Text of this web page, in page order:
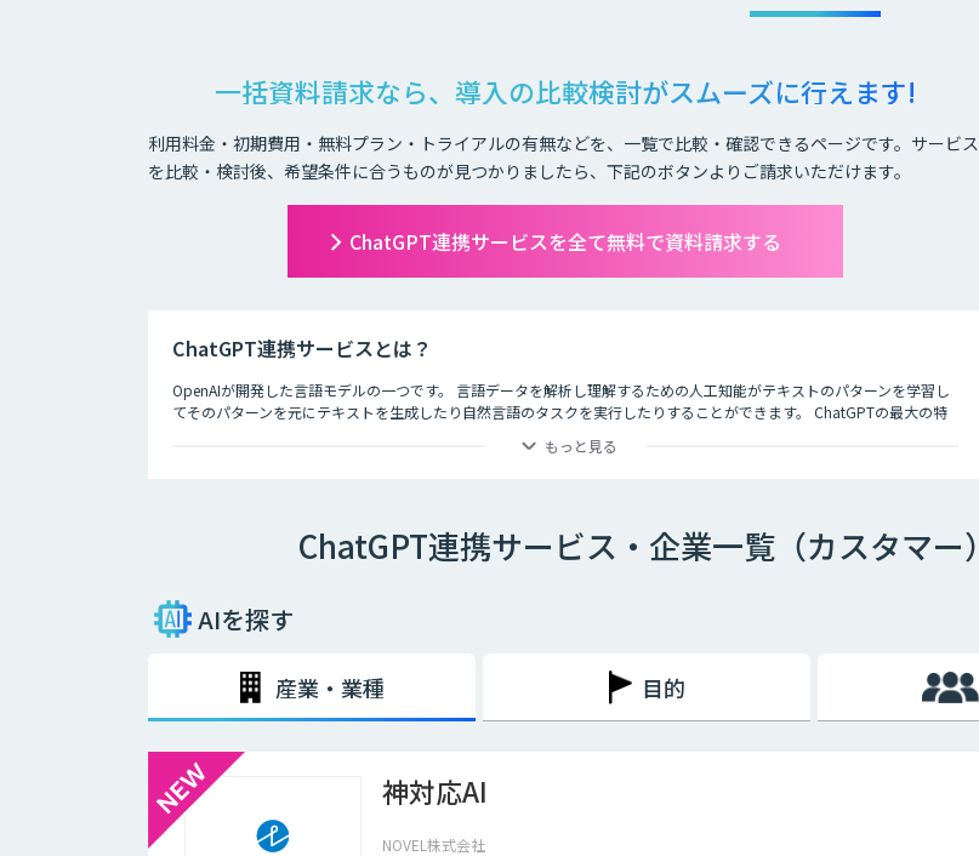
一括資料請求なら、導入の比較検討がスムーズに行えます!
利用料金・初期費用・無料プラン・トライアルの有無などを、一覧で比較・確認できるページです。サービス
を比較・検討後、希望条件に合うものが見つかりましたら、下記のボタンよりご請求いただけます。
ChatGPT連携サービスを全て無料で資料請求する
ChatGPT連携サービスとは？
OpenAIが開発した言語モデルの一つです。 言語データを解析し理解するための人工知能がテキストのパターンを学習し
てそのパターンを元にテキストを生成したり自然言語のタスクを実行したりすることができます。 ChatGPTの最大の特
もっと見る
ChatGPT連携サービス・企業一覧（カスタマー）
AIを探す
産業・業種 目的
神対応AI
NOVEL株式会社